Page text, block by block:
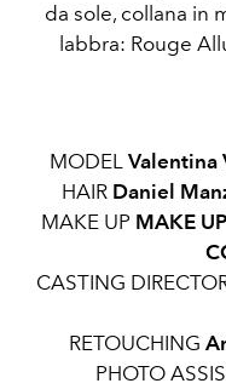
da sole, collana in
labbra: Rouge
MODEL Valentina
HAIR Daniel
MAKE UP MAKE
CASTING
RETOUCHING
PHOTO